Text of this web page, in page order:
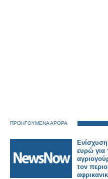
ΠΡΟΗΓΟΥΜΕΝΑ ΑΡΘΡΑ
ευρώ για
τον